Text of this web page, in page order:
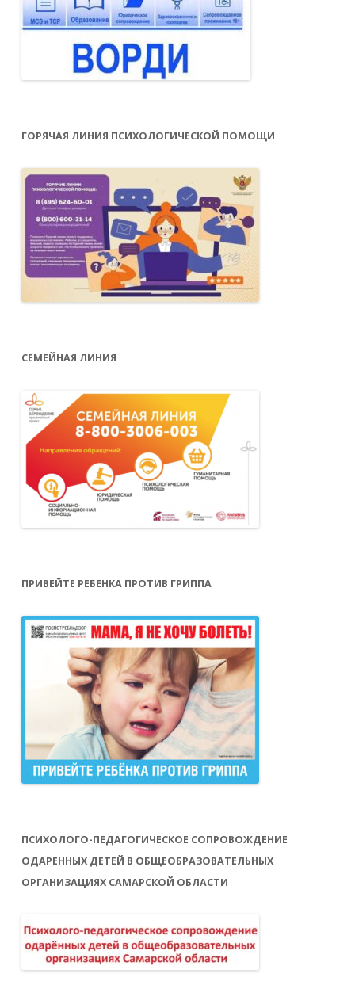
ГОРЯЧАЯ ЛИНИЯ ПСИХОЛОГИЧЕСКОЙ ПОМОЩИ
СЕМЕЙНАЯ ЛИНИЯ
ПРИВЕЙТЕ РЕБЕНКА ПРОТИВ ГРИППА
ПСИХОЛОГО-ПЕДАГОГИЧЕСКОЕ СОПРОВОЖДЕНИЕ
ОДАРЕННЫХ ДЕТЕЙ В ОБЩЕОБРАЗОВАТЕЛЬНЫХ
ОРГАНИЗАЦИЯХ САМАРСКОЙ ОБЛАСТИ